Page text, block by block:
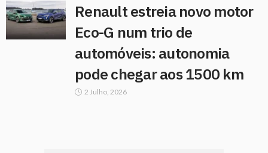
Renault estreia novo motor
Eco-G num trio de
automóveis: autonomia
pode chegar aos 1500 km
2 Julho, 2026